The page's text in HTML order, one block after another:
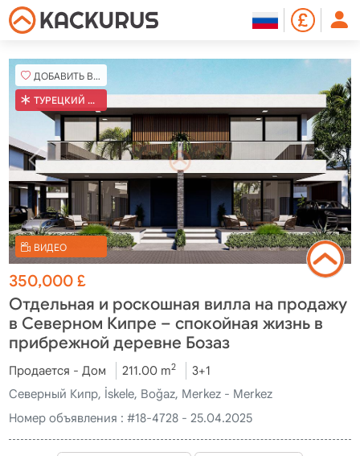
ДОБАВИТЬ В ИЗБРАННОЕ
ТУРЕЦКИЙ КОБ
ВИДЕО
350,000£
Отдельная и роскошная вилла на продажу
в Северном Кипре – спокойная жизнь в
прибрежной деревне Бозаз
Продается - Дом 211.00 m2
3+1
Северный Кипр, İskele, Boğaz, Merkez - Merkez
Номер объявления : #18-4728 - 25.04.2025